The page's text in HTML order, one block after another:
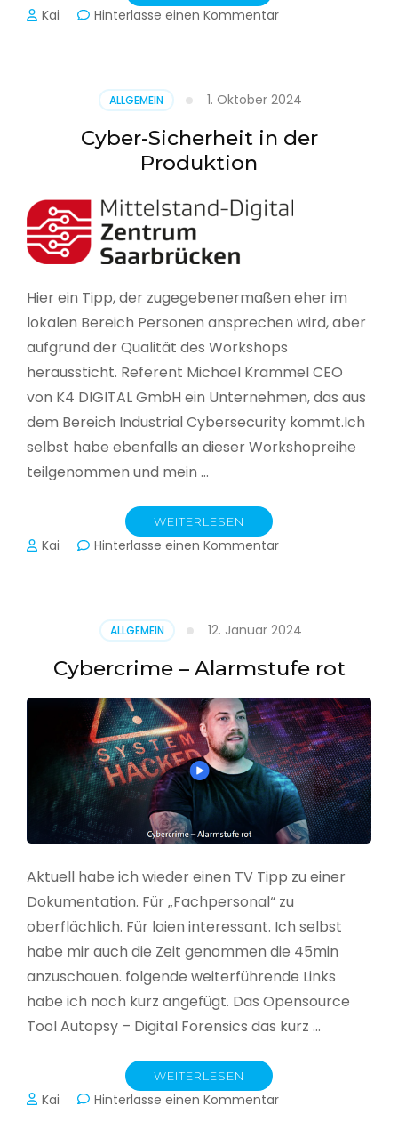
Kai Hinterlasse einen Kommentarzu
seinen
Lagebericht
zur
in
Deutschland
ALLGEMEIN 1. Oktober 2024
Cyber-Sicherheit in der
Produktion
Hier ein Tipp, der zugegebenermaßen eher im
lokalen Bereich Personen ansprechen wird, aber
aufgrund der Qualität des Workshops
heraussticht. Referent Michael Krammel CEO
von K4 DIGITAL GmbH ein Unternehmen, das aus
dem Bereich Industrial Cybersecurity kommt.Ich
selbst habe ebenfalls an dieser Workshopreihe
teilgenommen und mein …
WEITERLESEN
Kai Hinterlasse einen Kommentarzu
Produktion
ALLGEMEIN 12. Januar 2024
Cybercrime – Alarmstufe rot
Aktuell habe ich wieder einen TV Tipp zu einer
Dokumentation. Für „Fachpersonal“ zu
oberflächlich. Für laien interessant. Ich selbst
habe mir auch die Zeit genommen die 45min
anzuschauen. folgende weiterführende Links
habe ich noch kurz angefügt. Das Opensource
Tool Autopsy – Digital Forensics das kurz …
WEITERLESEN
Kai Hinterlasse einen Kommentarzu